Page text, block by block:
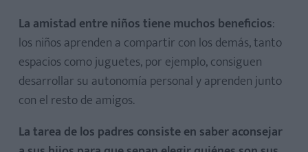
La amistad entre niños tiene muchos beneficios:
los niños aprenden a compartir con los demás, tanto
espacios como juguetes, por ejemplo, consiguen
desarrollar su autonomía personal y aprenden junto
con el resto de amigos.
La tarea de los padres consiste en saber aconsejar